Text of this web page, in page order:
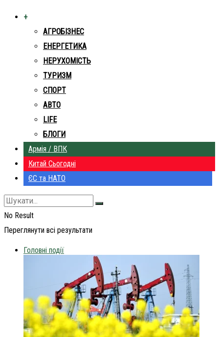
+
АГРОБІЗНЕС
ЕНЕРГЕТИКА
НЕРУХОМІСТЬ
ТУРИЗМ
СПОРТ
АВТО
LIFE
БЛОГИ
Армія / ВПК
Китай Сьогодні
ЄС та НАТО
No Result
Переглянути всі результати
Головні події